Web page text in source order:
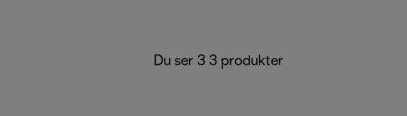
Du ser 3 3 produkter